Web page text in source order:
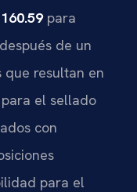
para
de un
que resultan en
el sellado
con
para el